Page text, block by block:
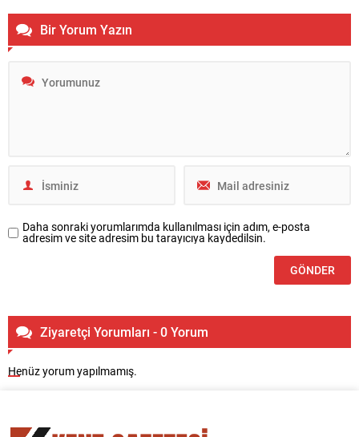
Bir Yorum Yazın
Daha sonraki yorumlarımda kullanılması için adım, e-posta
adresim ve site adresim bu tarayıcıya kaydedilsin.
Ziyaretçi Yorumları - 0 Yorum
Henüz yorum yapılmamış.